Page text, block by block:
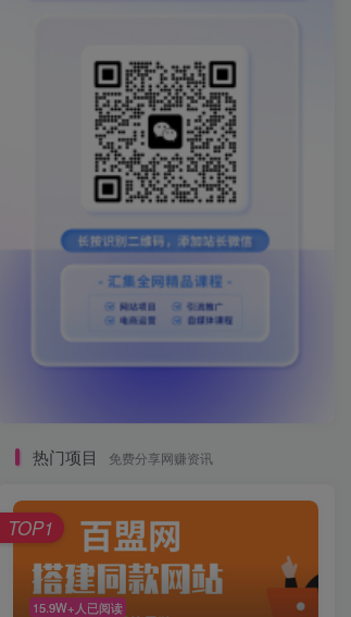
热门项目 免费分享网赚资讯
15.9W+人已阅读
TOP1